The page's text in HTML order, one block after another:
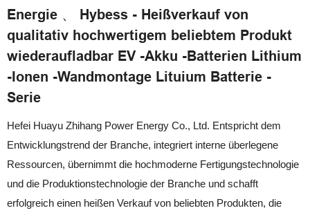
Energie 、 Hybess - Heißverkauf von
qualitativ hochwertigem beliebtem Produkt
wiederaufladbar EV -Akku -Batterien Lithium
-Ionen -Wandmontage Lituium Batterie -
Serie
Hefei Huayu Zhihang Power Energy Co., Ltd. Entspricht dem
Entwicklungstrend der Branche, integriert interne überlegene
Ressourcen, übernimmt die hochmoderne Fertigungstechnologie
und die Produktionstechnologie der Branche und schafft
erfolgreich einen heißen Verkauf von beliebten Produkten, die